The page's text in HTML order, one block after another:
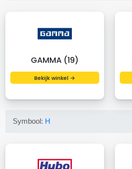
GAMMA (19)
Bekijk winkel →
Symbool: H